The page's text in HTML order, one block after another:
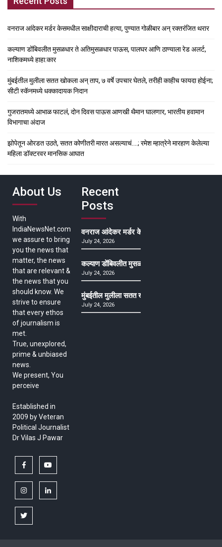
वनराज आंदेकर मर्डर केसमधील साक्षीदाराची हत्या, पुण्यात गोळीबार अन् रक्तरंजित थरार
कल्याण डोंबिवलीत मुसळधार ते अतिमुसळधार पाऊस, पालघर आणि ठाण्याला रेड अलर्ट,
नाशिकमध्ये हाहा:कार
मुंबईतील मुलीला सतत खोकला अन् ताप, ७ वर्षे उपचार घेतले, तरीही काहीच फायदा होईना;
सीटी स्कॅनमध्ये धक्कादायक निदान
गुजरातमध्ये आभाळ फाटलं, दोन दिवस पाऊस आणखी थैमान घालणार, भारतीय हवामान
विभागाचा अंदाज
झोपेतून ओरडत उठते, सतत कोणीतरी मारत असल्याचं….; रमेश म्हात्रेने मारहाण केलेल्या
महिला डॉक्टरवर मानसिक आघात
About Us
With
IndiaNewsNet.com
we assure to bring
you the news that
matter, the news
that are relevant &
the news that you
should know. We
strive to ensure
that every ethos
of journalism is
met.
True, unexplored,
prime & unbiased
news.
We present, You
perceive
Established in
2009 by Veteran
Political Journalist
Dr Vilas J Pawar
facebook
instagramlinkedin
twitter
Recent
Posts
वनराज आंदेकर मर्डर केसमधील साक्षीदाराची हत्या,
July 24, 2026
कल्याण डोंबिवलीत मुसळधार ते अतिमुसळधार पाऊस,
July 24, 2026
मुंबईतील मुलीला सतत खोकला अन् ताप, ७ वर्षे उपचार
July 24, 2026